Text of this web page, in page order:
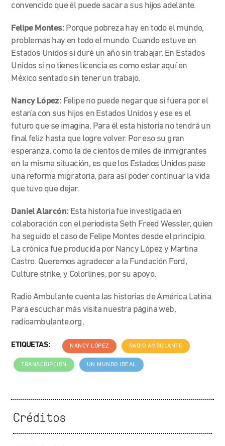
convencido que él puede sacar a sus hijos adelante.
Felipe Montes: Porque pobreza hay en todo el mundo,
problemas hay en todo el mundo. Cuando estuve en
Estados Unidos si duré un año sin trabajar. En Estados
Unidos si no tienes licencia es como estar aquí en
México sentado sin tener un trabajo.
Nancy López: Felipe no puede negar que si fuera por el
estaría con sus hijos en Estados Unidos y ese es el
futuro que se imagina. Para él esta historia no tendrá un
final feliz hasta que logre volver. Por eso su gran
esperanza, como la de cientos de miles de inmigrantes
en la misma situación, es que los Estados Unidos pase
una reforma migratoria, para así poder continuar la vida
que tuvo que dejar.
Daniel Alarcón: Esta historia fue investigada en
colaboración con el periodista Seth Freed Wessler, quien
ha seguido el caso de Felipe Montes desde el principio.
La crónica fue producida por Nancy López y Martina
Castro. Queremos agradecer a la Fundación Ford,
Culture strike, y Colorlines, por su apoyo.
Radio Ambulante cuenta las historias de América Latina.
Para escuchar más visita nuestra página web,
radioambulante.org.
ETIQUETAS: NANCY LÓPEZ RADIO AMBULANTE
TRANSCRIPCIÓN UN MUNDO IDEAL
Créditos